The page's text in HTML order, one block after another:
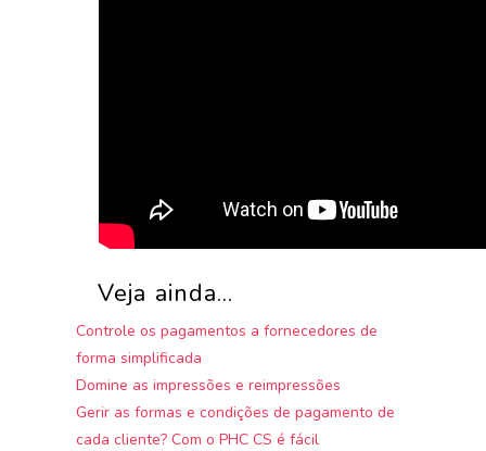
Veja ainda...
Controle os pagamentos a fornecedores de
forma simplificada
Domine as impressões e reimpressões
Gerir as formas e condições de pagamento de
cada cliente? Com o PHC CS é fácil